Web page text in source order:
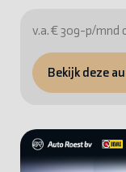
v.a. € 309-p/mnd
Bekijk deze